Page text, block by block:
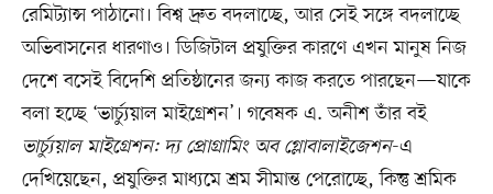
রেমিট্যান্স পাঠানো। বিশ্ব দ্রুত বদলাচ্ছে, আর সেই সঙ্গে বদলাচ্ছে
অভিবাসনের ধারণাও। ডিজিটাল প্রযুক্তির কারণে এখন মানুষ নিজ
দেশে বসেই বিদেশি প্রতিষ্ঠানের জন্য কাজ করতে পারছেন—যাকে
বলা হচ্ছে ‘ভার্চ্যুয়াল মাইগ্রেশন’। গবেষক এ. অনীশ তাঁর বই
ভার্চ্যুয়াল মাইগ্রেশন: দ্য প্রোগ্রামিং অব গ্লোবালাইজেশন-এ
দেখিয়েছেন, প্রযুক্তির মাধ্যমে শ্রম সীমান্ত পেরোচ্ছে, কিন্তু শ্রমিক